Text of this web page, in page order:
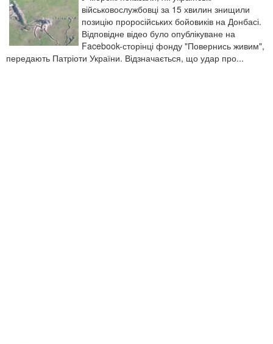
військовослужбовці за 15 хвилин знищили
позицію проросійських бойовиків на Донбасі.
Відповідне відео було опублікуване на
Facebook-сторінці фонду "Повернись живим",
передають Патріоти України. Відзначається, що удар про...